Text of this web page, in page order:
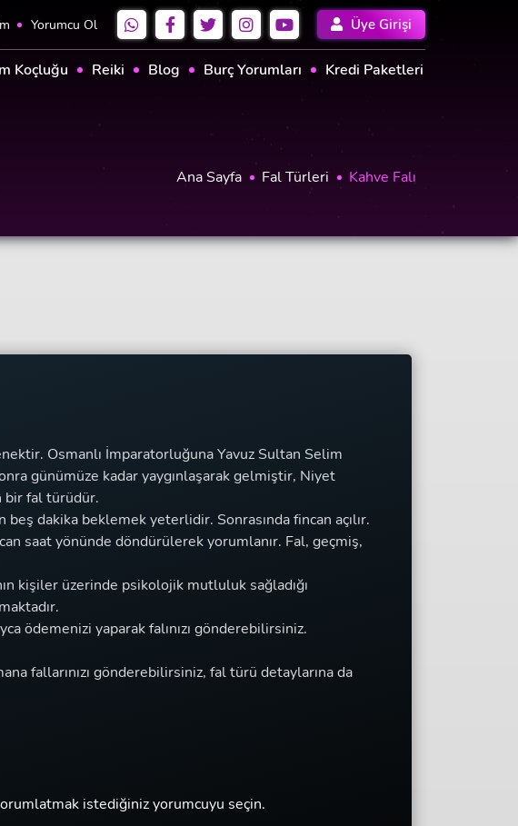
Yorumcu Ol Üye Girişi
Koçluğu Reiki Blog Burç Yorumları Kredi Paketleri
Ana Sayfa Fal Türleri Kahve Falı
Osmanlı İmparatorluğuna Yavuz Sultan Selim
günümüze kadar yaygınlaşarak gelmiştir, Niyet
bir fal türüdür.
beş dakika beklemek yeterlidir. Sonrasında fincan açılır.
saat yönünde döndürülerek yorumlanır. Fal, geçmiş,
kişiler üzerinde psikolojik mutluluk sağladığı
ödemenizi yaparak falınızı gönderebilirsiniz.
fallarınızı gönderebilirsiniz, fal türü detaylarına da
yorumlatmak istediğiniz yorumcuyu seçin.